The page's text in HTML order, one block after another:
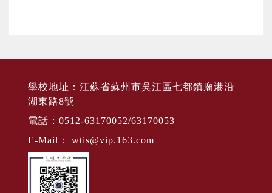
學校地址：江蘇省蘇州市吳江區七都鎮廟港沿
湖東路8號
電話：0512-63170052/63170053
E-Mail： wtis@vip.163.com